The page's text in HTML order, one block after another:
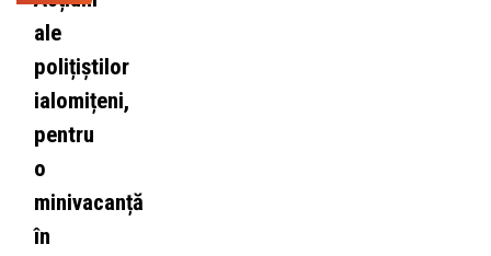
ale
polițiștilor
ialomițeni,
pentru
o
minivacanță
în